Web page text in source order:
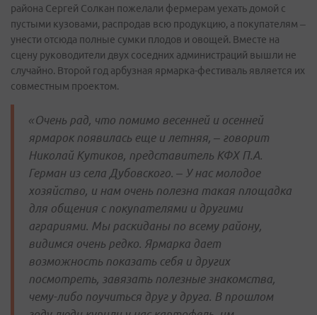
района Сергей Солкан пожелали фермерам уехать домой с
пустыми кузовами, распродав всю продукцию, а покупателям –
унести отсюда полные сумки плодов и овощей. Вместе на
сцену руководители двух соседних администраций вышли не
случайно. Второй год арбузная ярмарка-фестиваль является их
совместным проектом.
«Очень рад, что помимо весенней и осенней
ярмарок появилась еще и летняя, – говорит
Николай Кутиков, представитель КФХ П.А.
Герман из села Дубовского. – У нас молодое
хозяйство, и нам очень полезна такая площадка
для общения с покупателями и другими
аграриями. Мы раскиданы по всему району,
видимся очень редко. Ярмарка дает
возможность показать себя и других
посмотреть, завязать полезные знакомства,
чему-либо поучиться друг у друга. В прошлом